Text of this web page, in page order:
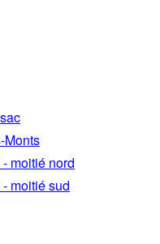
Monts
moitié nord
moitié sud